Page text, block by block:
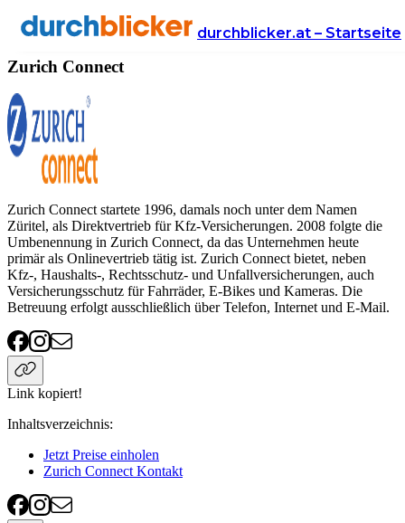
durchblicker.at – Startseite
Anbieter Versicherung Zurich Connect
Zurich Connect
Zurich Connect startete 1996, damals noch unter dem Namen
Züritel, als Direktvertrieb für Kfz-Versicherungen. 2008 folgte die
Umbenennung in Zurich Connect, da das Unternehmen heute
primär als Onlinevertrieb tätig ist. Zurich Connect bietet, neben
Kfz-, Haushalts-, Rechtsschutz- und Unfallversicherungen, auch
Versicherungsschutz für Fahrräder, E-Bikes und Kameras. Die
Betreuung erfolgt ausschließlich über Telefon, Internet und E-Mail.
Link kopiert!
Inhaltsverzeichnis:
Jetzt Preise einholen
Zurich Connect Kontakt